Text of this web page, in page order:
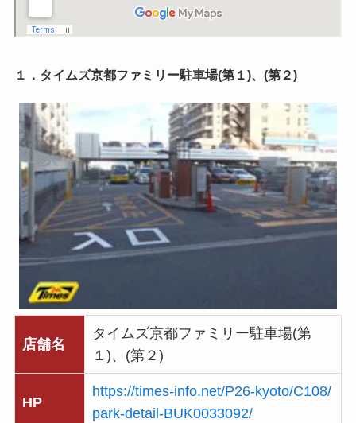
１．タイムズ京都ファミリー駐車場(第１)、(第２)
店舗名
タイムズ京都ファミリー駐車場(第
１)、(第２)
HP
https://times-info.net/P26-kyoto/C108/
park-detail-BUK0033092/